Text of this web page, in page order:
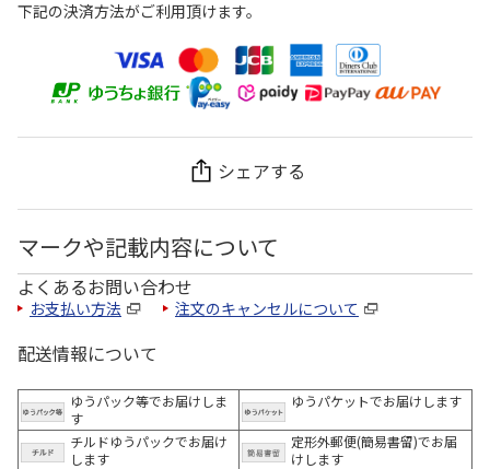
下記の決済方法がご利用頂けます。
シェアする
マークや記載内容について
よくあるお問い合わせ
お支払い方法 注文のキャンセルについて
配送情報について
ゆうパック等でお届けしま
す
ゆうパケットでお届けします
チルドゆうパックでお届け
します
定形外郵便(簡易書留)でお届
けします